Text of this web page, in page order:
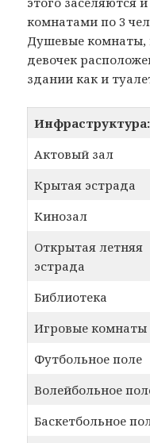
комнатами по 3
Душевые комнаты,
девочек
здании как и
Инфраструктура:
Актовый зал
Крытая эстрада
Кинозал
Открытая летняя
эстрада
Библиотека
Игровые комнаты
Футбольное поле
Волейбольное
Баскетбольное